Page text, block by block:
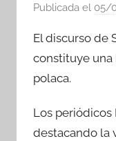
Publicada el 05/
El discurso de
constituye una
polaca.
Los periódicos
destacando la